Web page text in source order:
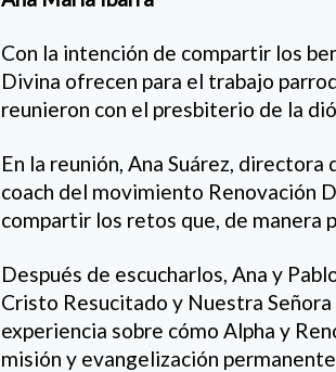
Con la intención de compartir los
Divina ofrecen para el trabajo
reunieron con el presbiterio de la
En la reunión, Ana Suárez,
coach del movimiento Renovación
compartir los retos que, de manera
Después de escucharlos, Ana y
Cristo Resucitado y Nuestra
experiencia sobre cómo Alpha y
misión y evangelización